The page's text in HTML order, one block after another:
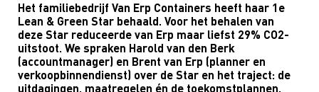
Het familiebedrijf Van Erp Containers heeft haar 1e
Lean & Green Star behaald. Voor het behalen van
deze Star reduceerde van Erp maar liefst 29% CO2-
uitstoot. We spraken Harold van den Berk
(accountmanager) en Brent van Erp (planner en
verkoopbinnendienst) over de Star en het traject: de
uitdagingen, maatregelen én de toekomstplannen.